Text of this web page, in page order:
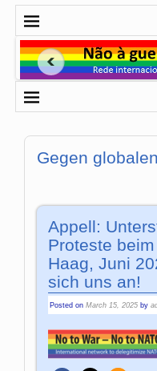
Gegen
Appell:
Proteste
Haag, Juni
sich uns an!
Posted onMarch 15, 2025 by